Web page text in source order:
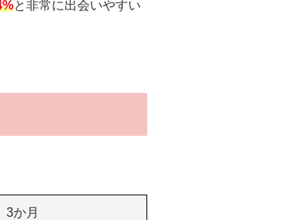
と非常に出会いやすい
3か月